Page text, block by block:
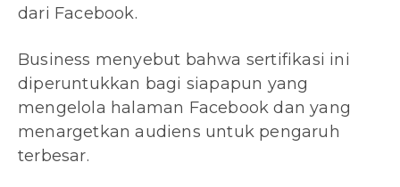
dari Facebook.
Business menyebut bahwa sertifikasi ini
diperuntukkan bagi siapapun yang
mengelola halaman Facebook dan yang
menargetkan audiens untuk pengaruh
terbesar.